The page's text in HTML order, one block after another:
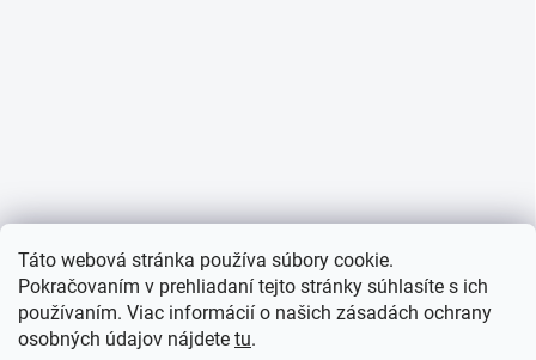
Táto webová stránka používa súbory cookie.
Pokračovaním v prehliadaní tejto stránky súhlasíte s ich
používaním. Viac informácií o našich zásadách ochrany
osobných údajov nájdete tu.